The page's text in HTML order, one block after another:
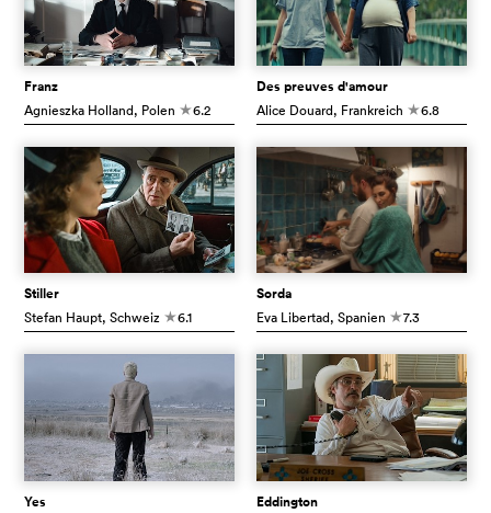
Franz
Agnieszka Holland, Polen c6.2
Des preuves d'amour
Alice Douard, Frankreich c6.8
Stiller
Stefan Haupt, Schweiz c6.1
Sorda
Eva Libertad, Spanien c7.3
Yes Eddington